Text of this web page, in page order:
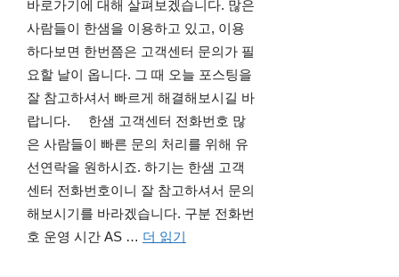
바로가기에 대해 살펴보겠습니다. 많은
사람들이 한샘을 이용하고 있고, 이용
하다보면 한번쯤은 고객센터 문의가 필
요할 날이 옵니다. 그 때 오늘 포스팅을
잘 참고하셔서 빠르게 해결해보시길 바
랍니다. 한샘 고객센터 전화번호 많
은 사람들이 빠른 문의 처리를 위해 유
선연락을 원하시죠. 하기는 한샘 고객
센터 전화번호이니 잘 참고하셔서 문의
해보시기를 바라겠습니다. 구분 전화번
호 운영 시간 AS … 더 읽기